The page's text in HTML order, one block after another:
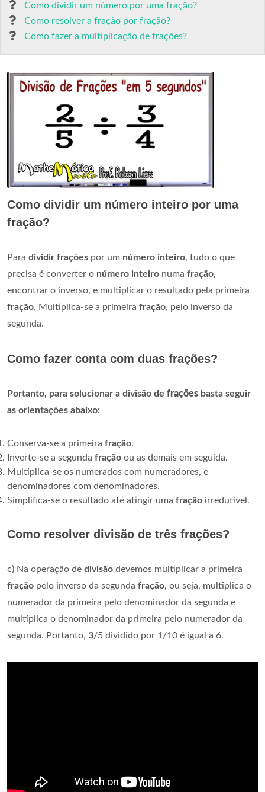
Como dividir um número por uma fração?
Como resolver a fração por fração?
Como fazer a multiplicação de frações?
Como dividir um número inteiro por uma
fração?
Para dividir frações por um número inteiro, tudo o que
precisa é converter o número inteiro numa fração,
encontrar o inverso, e multiplicar o resultado pela primeira
fração. Multiplica-se a primeira fração, pelo inverso da
segunda.
Como fazer conta com duas frações?
Portanto, para solucionar a divisão de frações basta seguir
as orientações abaixo:
Conserva-se a primeira fração.
Inverte-se a segunda fração ou as demais em seguida.
Multiplica-se os numerados com numeradores, e
denominadores com denominadores.
Simplifica-se o resultado até atingir uma fração irredutível.
Como resolver divisão de três frações?
c) Na operação de divisão devemos multiplicar a primeira
fração pelo inverso da segunda fração, ou seja, multiplica o
numerador da primeira pelo denominador da segunda e
multiplica o denominador da primeira pelo numerador da
segunda. Portanto, 3/5 dividido por 1/10 é igual a 6.